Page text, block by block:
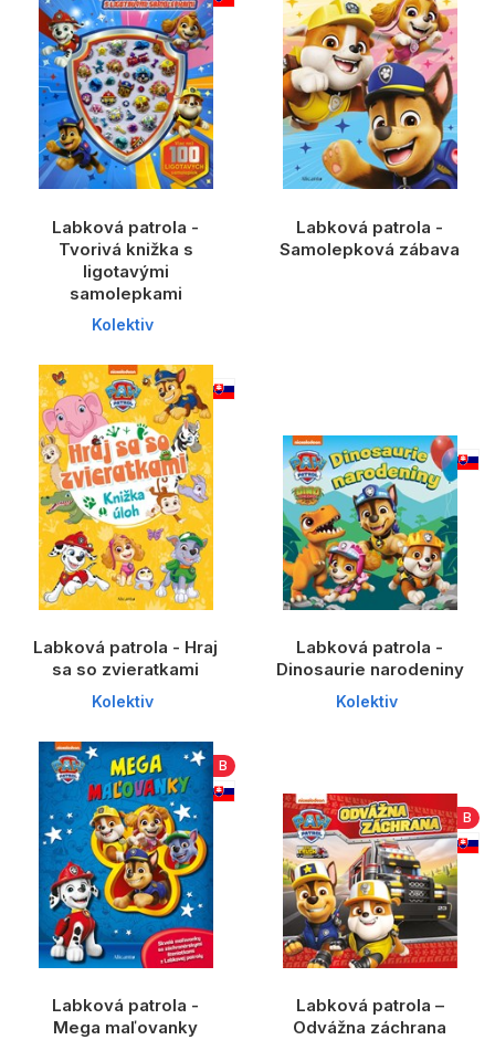
Labková patrola -
Tvorivá knižka s
ligotavými
samolepkami
Kolektiv
Labková patrola -
Samolepková zábava
Labková patrola - Hraj
sa so zvieratkami
Kolektiv
Labková patrola -
Dinosaurie narodeniny
Kolektiv
B
Labková patrola -
Mega maľovanky
B
Labková patrola –
Odvážna záchrana